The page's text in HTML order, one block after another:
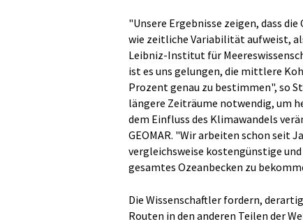
"Unsere Ergebnisse zeigen, dass
wie zeitliche Variabilität aufweist,
Leibniz-Institut für
ist es uns gelungen, die mittlere
Prozent genau zu bestimmen", so
längere Zeiträume notwendig, um
dem Einfluss des Klimawandels
GEOMAR. "Wir arbeiten schon seit
vergleichsweise kostengünstige
gesamtes Ozeanbecken zu
Die Wissenschaftler fordern,
Routen in den anderen Teilen der